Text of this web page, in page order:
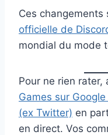
Ces changements
officielle de
mondial du mode
Pour ne rien rater,
Games sur
(ex Twitter) en
en direct. Vos